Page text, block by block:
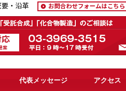
要・沿革 お問合わせフォームはこちら
代表メッセージ アクセス